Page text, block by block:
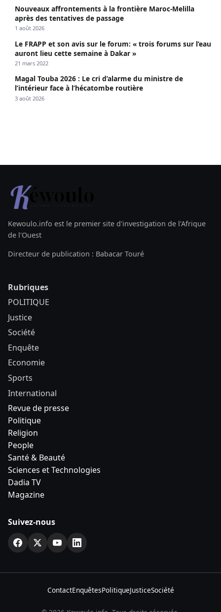
Nouveaux affrontements à la frontière Maroc-Melilla
après des tentatives de passage
1 août 2026
Le FRAPP et son avis sur le forum: « trois forums sur l’eau
auront lieu cette semaine à Dakar »
21 mars 2022
Magal Touba 2026 : Le cri d’alarme du ministre de
l’intérieur face à l’hécatombe routière
3 août 2026
Kewoulo.info est le premier site d'investigation de l'Afrique
de l'Ouest
Directeur de publication : Babacar Touré
Rubriques
POLITIQUE
Justice
Société
Enquête
Economie
Sports
International
Revue de presse
Politique
Religion
People
Santé & Beauté
Sciences et Technologies
Dadia TV
Magazine
Suivez-nous
ContactEnquêtesPolitiqueJusticeSociété